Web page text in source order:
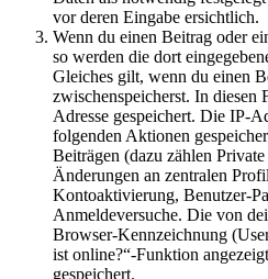
vor deren Eingabe ersichtlich.
Wenn du einen Beitrag oder
so werden die dort
Gleiches gilt, wenn du einen
zwischenspeicherst. In diesen
Adresse gespeichert. Die IP-
folgenden Aktionen
Beiträgen (dazu zählen
Änderungen an zentralen
Kontoaktivierung, Benutzer-
Anmeldeversuche. Die von
Browser-Kennzeichnung
ist online?“-Funktion
gespeichert.